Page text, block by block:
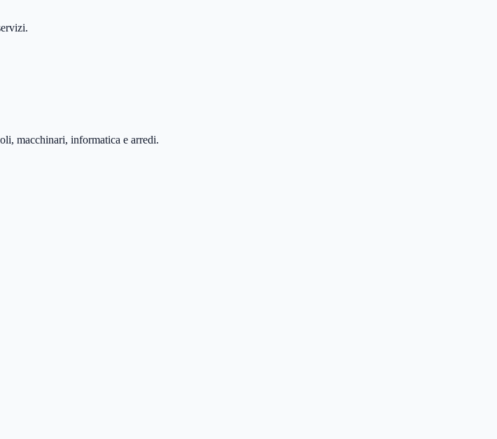
macchinari, informatica e arredi.